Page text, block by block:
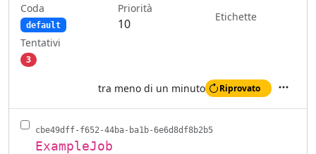
Coda
default
Priorità
10
Etichette
Tentativi
3
tra meno di un minuto Riprovato
cbe49dff-f652-44ba-ba1b-6e6d8df8b2b5
ExampleJob